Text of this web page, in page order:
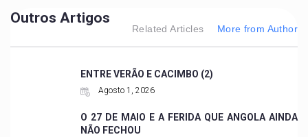
Outros Artigos
Related Articles More from Author
ENTRE VERÃO E CACIMBO (2)
Agosto 1, 2026
O 27 DE MAIO E A FERIDA QUE ANGOLA AINDA
NÃO FECHOU